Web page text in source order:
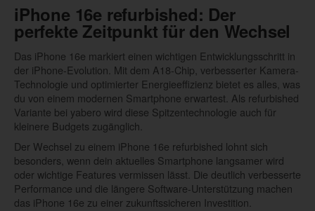
iPhone 16e refurbished: Der
perfekte Zeitpunkt für den Wechsel
Das iPhone 16e markiert einen wichtigen Entwicklungsschritt in
der iPhone-Evolution. Mit dem A18-Chip, verbesserter Kamera-
Technologie und optimierter Energieeffizienz bietet es alles, was
du von einem modernen Smartphone erwartest. Als refurbished
Variante bei yabero wird diese Spitzentechnologie auch für
kleinere Budgets zugänglich.
Der Wechsel zu einem iPhone 16e refurbished lohnt sich
besonders, wenn dein aktuelles Smartphone langsamer wird
oder wichtige Features vermissen lässt. Die deutlich verbesserte
Performance und die längere Software-Unterstützung machen
das iPhone 16e zu einer zukunftssicheren Investition.